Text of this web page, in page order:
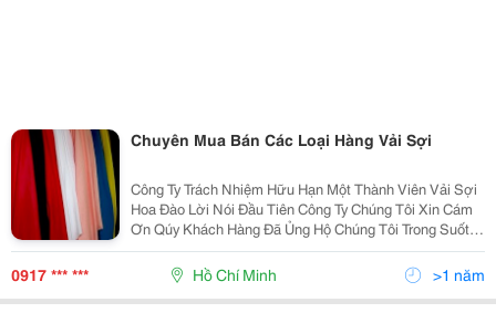
Chuyên Mua Bán Các Loại Hàng Vải Sợi
Công Ty Trách Nhiệm Hữu Hạn Một Thành Viên Vải Sợi
Hoa Đào Lời Nói Đầu Tiên Công Ty Chúng Tôi Xin Cám
Ơn Qúy Khách Hàng Đã Ủng Hộ Chúng Tôi Trong Suốt
25 Năm Qua. Hiện Nay,Chúng Tôi Đã Được Nhiều Bạn
Hàng Trong Và Ngoài Thành Phố Tin Tưởng L
0917 *** *** Hồ Chí Minh >1 năm